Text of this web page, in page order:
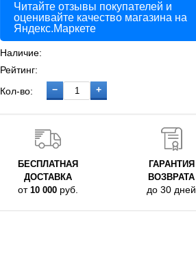
Читайте отзывы покупателей и
оценивайте качество магазина на
Яндекс.Маркете
Наличие:
Рейтинг:
Кол-во:
+
−
БЕСПЛАТНАЯ
ДОСТАВКА
от 10 000 руб.
ГАРАНТИЯ
ВОЗВРАТА
до 30 дней